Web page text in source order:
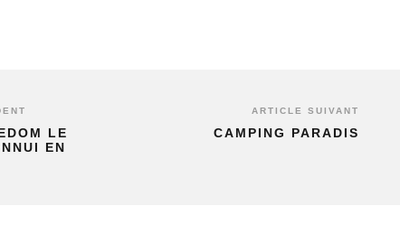
LE
EN
ARTICLE SUIVANT
CAMPING PARADIS